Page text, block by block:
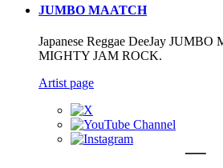
JUMBO MAATCH
Japanese Reggae DeeJay
MIGHTY JAM ROCK.
Artist page